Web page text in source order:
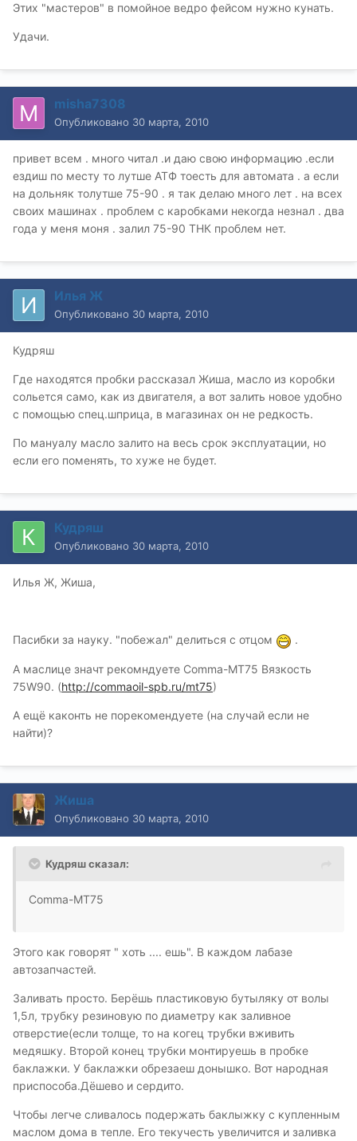
Этих "мастеров" в помойное ведро фейсом нужно кунать.
Удачи.
misha7308
Опубликовано 30 марта, 2010
привет всем . много читал .и даю свою информацию .если
ездиш по месту то лутше АТФ тоесть для автомата . а если
на дольняк толутше 75-90 . я так делаю много лет . на всех
своих машинах . проблем с каробками некогда незнал . два
года у меня моня . залил 75-90 ТНК проблем нет.
Илья Ж
Опубликовано 30 марта, 2010
Кудряш
Где находятся пробки рассказал Жиша, масло из коробки
сольется само, как из двигателя, а вот залить новое удобно
с помощью спец.шприца, в магазинах он не редкость.
По мануалу масло залито на весь срок эксплуатации, но
если его поменять, то хуже не будет.
Кудряш
Опубликовано 30 марта, 2010
Илья Ж, Жиша,
Пасибки за науку. "побежал" делиться с отцом .
А маслице значт рекомндуете Comma-МТ75 Вязкость
75W90. (http://commaoil-spb.ru/mt75)
А ещё каконть не порекомендуете (на случай если не
найти)?
Жиша
Опубликовано 30 марта, 2010
Кудряш сказал:
Comma-МТ75
Этого как говорят " хоть .... ешь". В каждом лабазе
автозапчастей.
Заливать просто. Берёшь пластиковую бутыляку от волы
1,5л, трубку резиновую по диаметру как заливное
отверстие(если толще, то на когец трубки вживить
медяшку. Второй конец трубки монтируешь в пробке
баклажки. У баклажки обрезаеш донышко. Вот народная
приспособа.Дёшево и сердито.
Чтобы легче сливалось подержать баклыжку с купленным
маслом дома в тепле. Его текучесть увеличится и заливка